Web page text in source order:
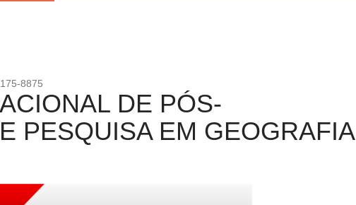
8875
DE PÓS-
PESQUISA EM GEOGRAFIA